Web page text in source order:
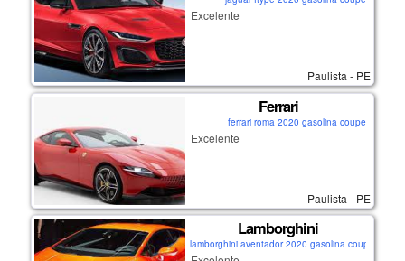
Excelente
Paulista - PE
Ferrari
ferrari roma 2020 gasolina coupe
Excelente
Paulista - PE
Lamborghini
lamborghini aventador 2020 gasolina coupe